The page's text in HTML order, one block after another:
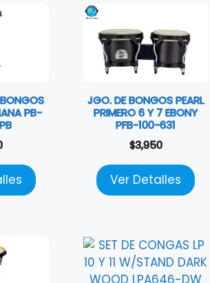
PB-
JGO. DE BONGOS PEARL
PRIMERO 6 Y 7 EBONY
PFB-100-631
$3,950
Ver Detalles